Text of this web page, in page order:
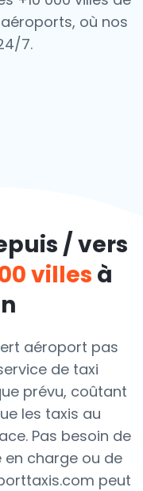
où nos
7.
/ vers
villes à
aéroport pas
de taxi
prévu, coûtant
les taxis au
Pas besoin de
charge ou de
peut